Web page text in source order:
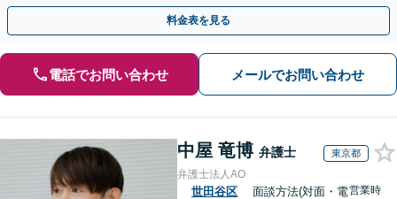
可】【夜間・休日面談可】【関東エリア対応】
料金表を見る
電話でお問い合わせ メールでお問い合わせ
中屋 竜博 弁護士 東京都
弁護士法人AO
世田谷区
面談方法(対面・電営業時